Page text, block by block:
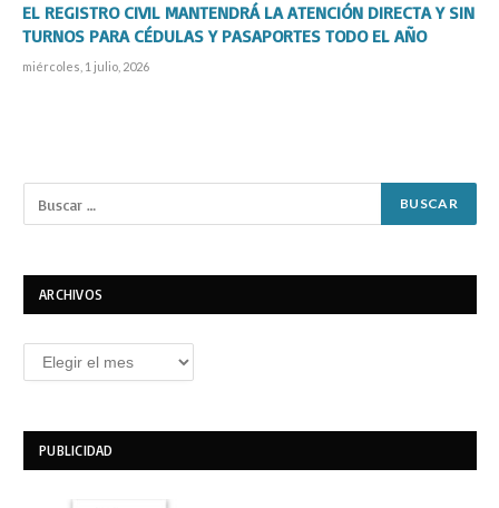
EL REGISTRO CIVIL MANTENDRÁ LA ATENCIÓN DIRECTA Y SIN
TURNOS PARA CÉDULAS Y PASAPORTES TODO EL AÑO
miércoles, 1 julio, 2026
ARCHIVOS
Archivos
PUBLICIDAD